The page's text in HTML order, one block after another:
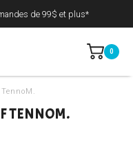
de 99$ et plus*
0
TENNOM.